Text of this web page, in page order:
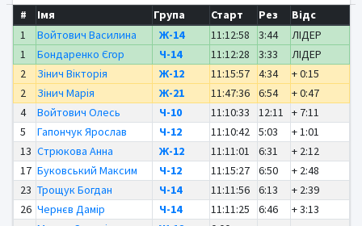
# Імя Група Старт Рез
Відс
1
Войтович Василина Ж-14 11:12:58 3:44
ЛІДЕР
1
Бондаренко Єгор Ч-14 11:12:28 3:33
ЛІДЕР
2
Зінич Вікторія Ж-12 11:15:57 4:34
+ 0:15
2
Зінич Марія Ж-21 11:47:36 6:54
+ 0:47
4
Войтович Олесь Ч-10 11:10:33 12:11
+ 7:11
5
Гапончук Ярослав Ч-12 11:10:42 5:03
+ 1:01
13 Стрюкова Анна Ж-12 11:11:01 6:31
+ 2:12
17 Буковський Максим Ч-12 11:15:27 6:50
+ 2:48
23 Трощук Богдан Ч-14 11:11:56 6:13
+ 2:39
26 Чернєв Дамір Ч-14 11:11:25 6:46
+ 3:13